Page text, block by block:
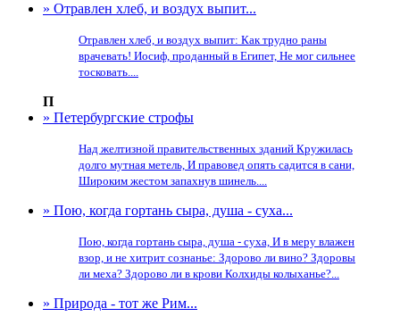
» Отравлен хлеб, и воздух выпит...
Отравлен хлеб, и воздух выпит: Как трудно раны
врачевать! Иосиф, проданный в Египет, Не мог сильнее
тосковать....
П
» Петербургские строфы
Над желтизной правительственных зданий Кружилась
долго мутная метель, И правовед опять садится в сани,
Широким жестом запахнув шинель....
» Пою, когда гортань сыра, душа - суха...
Пою, когда гортань сыра, душа - суха, И в меру влажен
взор, и не хитрит сознанье: Здорово ли вино? Здоровы
ли меха? Здорово ли в крови Колхиды колыханье?...
» Природа - тот же Рим...